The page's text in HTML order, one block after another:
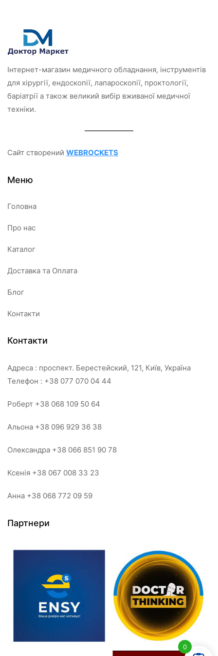
Інтернет-магазин медичного обладнання, інструментів
для хірургії, ендоскопії, лапароскопії, проктології,
баріатрії а також великий вибір вживаної медичної
техніки.
Сайт створений WEBROCKETS
Меню
Головна
Про нас
Каталог
Доставка та Оплата
Блог
Контакти
Контакти
Адреса : проспект. Берестейский, 121, Київ, Україна
Телефон : +38 077 070 04 44
Роберт +38 068 109 50 64
Альона +38 096 929 36 38
Олександра +38 066 851 90 78
Ксенія +38 067 008 33 23
Анна +38 068 772 09 59
Партнери
0